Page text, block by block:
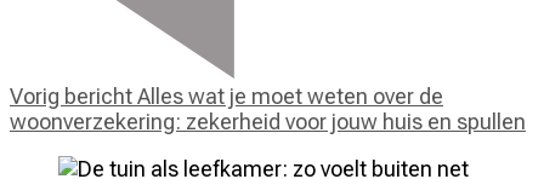
Vorig berichtAlles wat je moet weten over de
woonverzekering: zekerheid voor jouw huis en spullen